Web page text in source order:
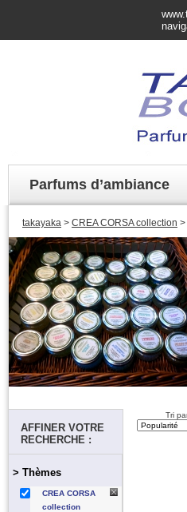
Parfums d’ambiance
takayaka > CREA CORSA collection >
AFFINER VOTRE
RECHERCHE :
> Thèmes
CREA CORSA
collection
Tri